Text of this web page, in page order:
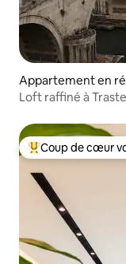
Appartement en
Loft raffiné à
Coups de cœur
Coup de cœur